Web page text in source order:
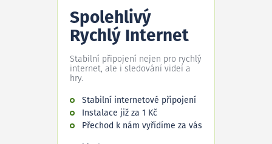
Spolehlivý
Rychlý Internet
Stabilní připojení nejen pro rychlý
internet, ale i sledování videí a
hry.
Stabilní internetové připojení
Instalace již za 1 Kč
Přechod k nám vyřídíme za vás